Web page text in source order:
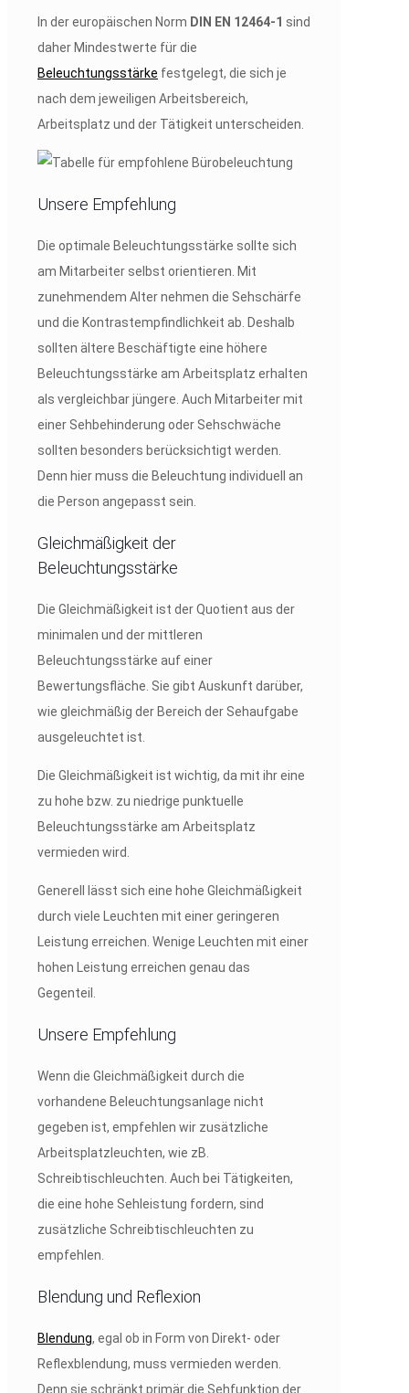
In der europäischen Norm DIN EN 12464-1 sind
daher Mindestwerte für die
Beleuchtungsstärke festgelegt, die sich je
nach dem jeweiligen Arbeitsbereich,
Arbeitsplatz und der Tätigkeit unterscheiden.
Unsere Empfehlung
Die optimale Beleuchtungsstärke sollte sich
am Mitarbeiter selbst orientieren. Mit
zunehmendem Alter nehmen die Sehschärfe
und die Kontrastempfindlichkeit ab. Deshalb
sollten ältere Beschäftigte eine höhere
Beleuchtungsstärke am Arbeitsplatz erhalten
als vergleichbar jüngere. Auch Mitarbeiter mit
einer Sehbehinderung oder Sehschwäche
sollten besonders berücksichtigt werden.
Denn hier muss die Beleuchtung individuell an
die Person angepasst sein.
Gleichmäßigkeit der
Beleuchtungsstärke
Die Gleichmäßigkeit ist der Quotient aus der
minimalen und der mittleren
Beleuchtungsstärke auf einer
Bewertungsfläche. Sie gibt Auskunft darüber,
wie gleichmäßig der Bereich der Sehaufgabe
ausgeleuchtet ist.
Die Gleichmäßigkeit ist wichtig, da mit ihr eine
zu hohe bzw. zu niedrige punktuelle
Beleuchtungsstärke am Arbeitsplatz
vermieden wird.
Generell lässt sich eine hohe Gleichmäßigkeit
durch viele Leuchten mit einer geringeren
Leistung erreichen. Wenige Leuchten mit einer
hohen Leistung erreichen genau das
Gegenteil.
Unsere Empfehlung
Wenn die Gleichmäßigkeit durch die
vorhandene Beleuchtungsanlage nicht
gegeben ist, empfehlen wir zusätzliche
Arbeitsplatzleuchten, wie zB.
Schreibtischleuchten. Auch bei Tätigkeiten,
die eine hohe Sehleistung fordern, sind
zusätzliche Schreibtischleuchten zu
empfehlen.
Blendung und Reflexion
Blendung, egal ob in Form von Direkt- oder
Reflexblendung, muss vermieden werden.
Denn sie schränkt primär die Sehfunktion der